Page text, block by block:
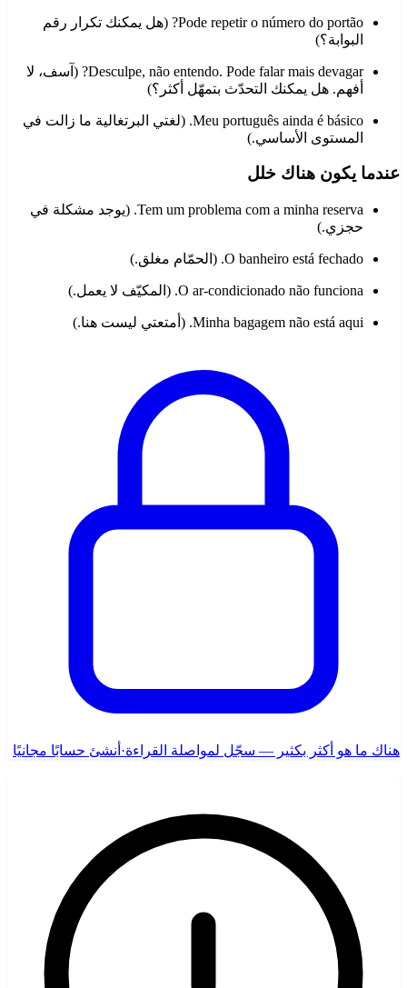
Pode repetir o número do portão? (هل يمكنك تكرار رقم
البوابة؟)
Desculpe, não entendo. Pode falar mais devagar? (آسف، لا
أفهم. هل يمكنك التحدّث بتمهّل أكثر؟)
Meu português ainda é básico. (لغتي البرتغالية ما زالت في
المستوى الأساسي.)
عندما يكون هناك خلل
Tem um problema com a minha reserva. (يوجد مشكلة في
حجزي.)
O banheiro está fechado. (الحمّام مغلق.)
O ar-condicionado não funciona. (المكيّف لا يعمل.)
Minha bagagem não está aqui. (أمتعتي ليست هنا.)
هناك ما هو أكثر بكثير — سجّل لمواصلة القراءة· أنشئ حسابًا مجانيًا